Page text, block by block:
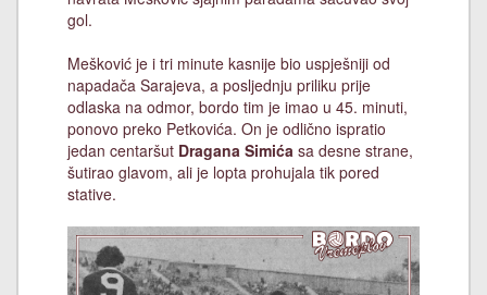
gol.
Mešković je i tri minute kasnije bio uspješniji od
napadača Sarajeva, a posljednju priliku prije
odlaska na odmor, bordo tim je imao u 45. minuti,
ponovo preko Petkovića. On je odlično ispratio
jedan centaršut Dragana Simića sa desne strane,
šutirao glavom, ali je lopta prohujala tik pored
stative.